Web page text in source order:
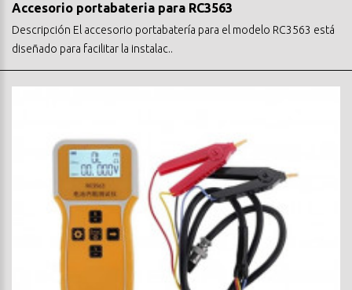
Accesorio portabateria para RC3563
Descripción El accesorio portabatería para el modelo RC3563 está
diseñado para facilitar la instalac..